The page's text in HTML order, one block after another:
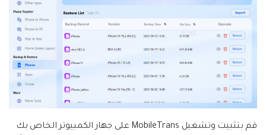
قم بتثبيت وتشغيل MobileTrans على جهاز الكمبيوتر الخاص بك